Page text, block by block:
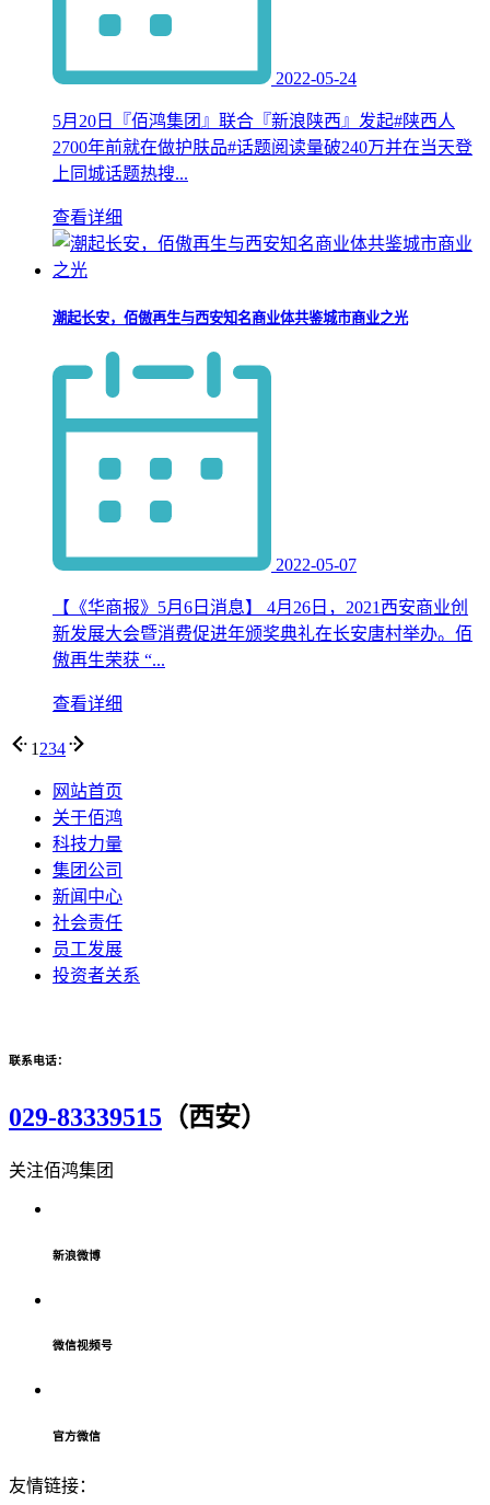
2022-05-24
5月20日『佰鸿集团』联合『新浪陕西』发起#陕西人
2700年前就在做护肤品#话题阅读量破240万并在当天登
上同城话题热搜...
查看详细
潮起长安，佰傲再生与西安知名商业体共鉴城市商业之光
2022-05-07
【《华商报》5月6日消息】 4月26日，2021西安商业创
新发展大会暨消费促进年颁奖典礼在长安唐村举办。佰
傲再生荣获 “...
查看详细
1 234
网站首页
关于佰鸿
科技力量
集团公司
新闻中心
社会责任
员工发展
投资者关系
联系电话：
029-83339515 （西安）
关注佰鸿集团
新浪微博
微信视频号
官方微信
友情链接：